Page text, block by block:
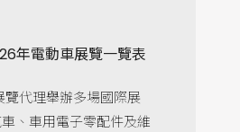
年電動車展覽一覽表
代理舉辦多場國際展
、車用電子零配件及維